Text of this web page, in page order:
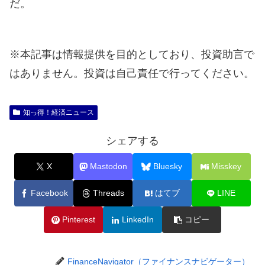
だ。
※本記事は情報提供を目的としており、投資助言で
はありません。投資は自己責任で行ってください。
知っ得！経済ニュース
シェアする
X Mastodon Bluesky Misskey
Facebook Threads はてブ LINE
Pinterest LinkedIn コピー
FinanceNavigator（ファイナンスナビゲーター）